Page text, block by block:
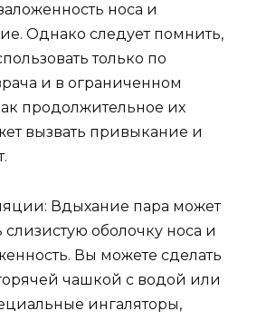
носа и
Однако следует помнить,
только по
и в ограниченном
продолжительное их
вызвать привыкание и
Вдыхание пара может
оболочку носа и
Вы можете сделать
чашкой с водой или
ингаляторы,